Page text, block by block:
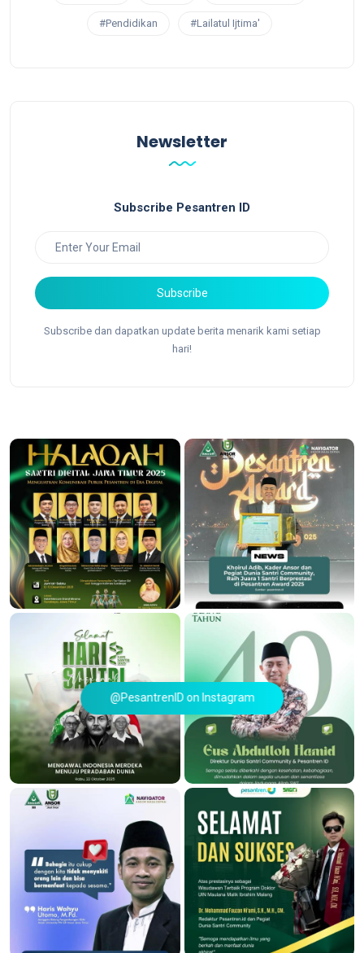
#Pendidikan #Lailatul Ijtima'
Newsletter
Subscribe Pesantren ID
Subscribe
Subscribe dan dapatkan update berita menarik kami setiap
hari!
@PesantrenID on Instagram